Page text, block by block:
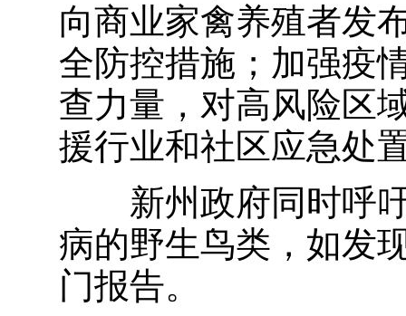
向商业家禽养殖者发
全防控措施；加强疫
查力量，对高风险区
援行业和社区应急处
新州政府同时呼吁
病的野生鸟类，如发
门报告。